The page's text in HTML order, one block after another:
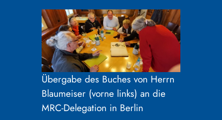
Übergabe des Buches von Herrn
Blaumeiser (vorne links) an die
MRC-Delegation in Berlin